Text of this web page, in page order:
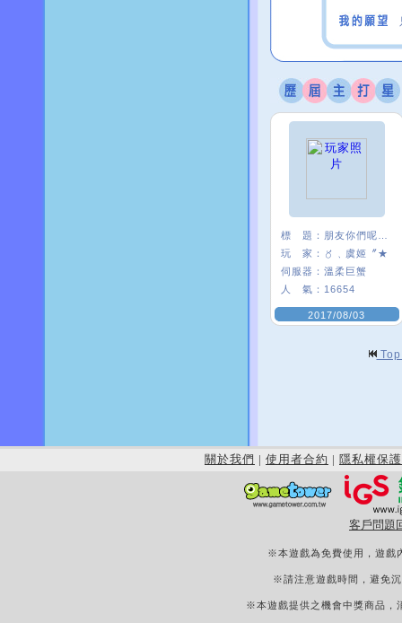
標 題：
玩 家：
〥﹑虞姬〞★
伺服器： 溫柔巨蟹
人 氣： 16654
2017/08/03
關於我們 | 使用者合約 | 隱私權保護
客戶問題
※本遊戲為免費使用，遊戲
※請注意遊戲時間，避免
※本遊戲提供之機會中獎商品，